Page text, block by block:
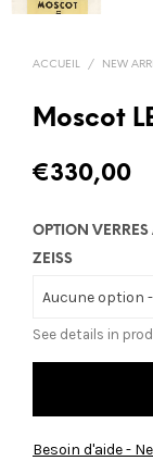
ACCUEIL / NEW
Moscot
€330,00
OPTION VERRES
ZEISS
See details in
Besoin d'aide -